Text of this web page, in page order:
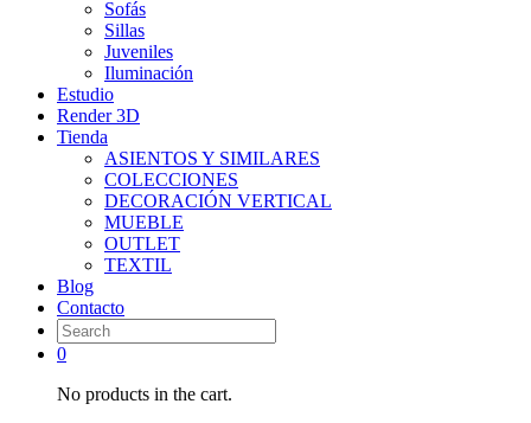
Sofás
Sillas
Juveniles
Iluminación
Estudio
Render 3D
Tienda
ASIENTOS Y SIMILARES
COLECCIONES
DECORACIÓN VERTICAL
MUEBLE
OUTLET
TEXTIL
Blog
Contacto
0
No products in the cart.